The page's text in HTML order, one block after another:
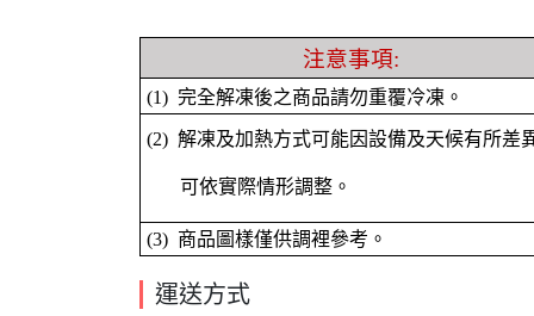
注意事項:
(1) 完全解凍後之商品請勿重覆冷凍。
(2) 解凍及加熱方式可能因設備及天候有所差
可依實際情形調整。
(3) 商品圖樣僅供調裡參考。
運送方式